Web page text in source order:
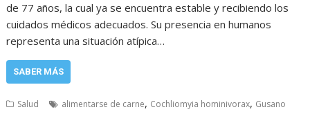
de 77 años, la cual ya se encuentra estable y recibiendo los
cuidados médicos adecuados. Su presencia en humanos
representa una situación atípica…
SABER MÁS
Salud alimentarse de carne, Cochliomyia hominivorax, Gusano